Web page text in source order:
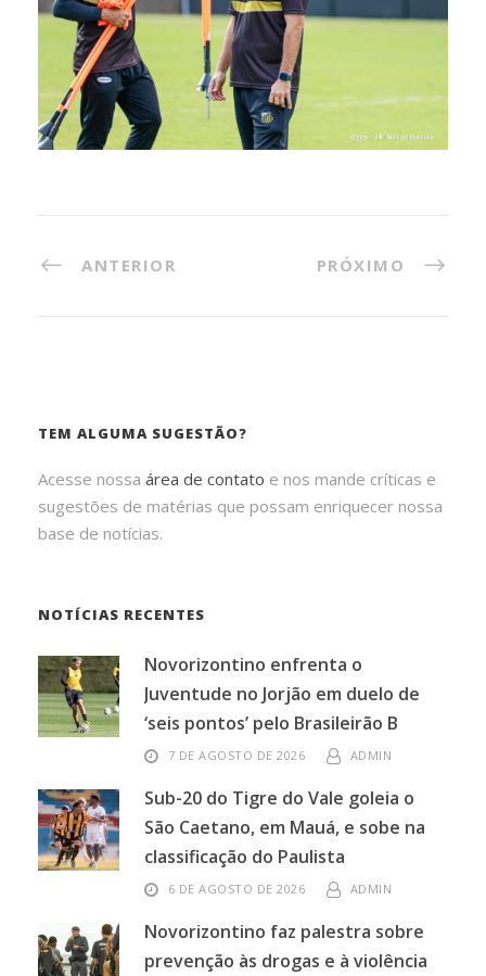
ANTERIOR PRÓXIMO
TEM ALGUMA SUGESTÃO?
Acesse nossa área de contato e nos mande críticas e
sugestões de matérias que possam enriquecer nossa
base de notícias.
NOTÍCIAS RECENTES
Novorizontino enfrenta o
Juventude no Jorjão em duelo de
‘seis pontos’ pelo Brasileirão B
7 DE AGOSTO DE 2026 ADMIN
Sub-20 do Tigre do Vale goleia o
São Caetano, em Mauá, e sobe na
classificação do Paulista
6 DE AGOSTO DE 2026 ADMIN
Novorizontino faz palestra sobre
prevenção às drogas e à violência